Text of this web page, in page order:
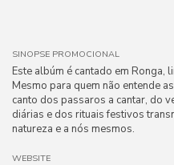
SINOPSE PROMOCIONAL
Este albúm é cantado em Ronga,
Mesmo para quem não entende
canto dos passaros a cantar, do
diárias e dos rituais festivos
natureza e a nós mesmos.
WEBSITE